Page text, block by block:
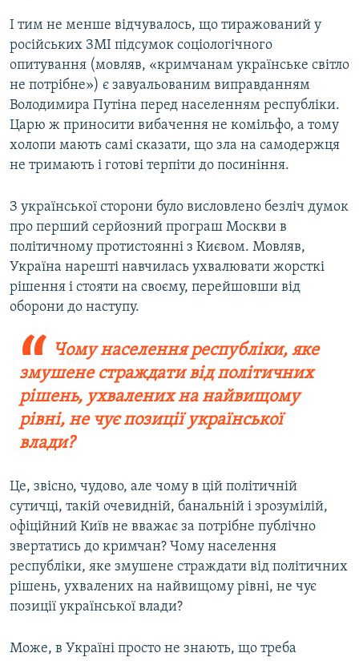
І тим не менше відчувалось, що тиражований у
російських ЗМІ підсумок соціологічного
опитування (мовляв, «кримчанам українське світло
не потрібне») є завуальованим виправданням
Володимира Путіна перед населенням республіки.
Царю ж приносити вибачення не комільфо, а тому
холопи мають самі сказати, що зла на самодержця
не тримають і готові терпіти до посиніння.
З української сторони було висловлено безліч думок
про перший серйозний програш Москви в
політичному протистоянні з Києвом. Мовляв,
Україна нарешті навчилась ухвалювати жорсткі
рішення і стояти на своєму, перейшовши від
оборони до наступу.
Чому населення республіки, яке
змушене страждати від політичних
рішень, ухвалених на найвищому
рівні, не чує позиції української
влади?
Це, звісно, чудово, але чому в цій політичній
сутичці, такій очевидній, банальній і зрозумілій,
офіційний Київ не вважає за потрібне публічно
звертатись до кримчан? Чому населення
республіки, яке змушене страждати від політичних
рішень, ухвалених на найвищому рівні, не чує
позиції української влади?
Може, в Україні просто не знають, що треба